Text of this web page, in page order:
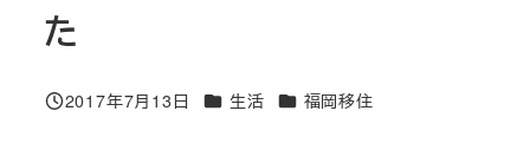
た
投稿日
2017年7月13日 カテゴリー
生活 カテゴリー
福岡移住